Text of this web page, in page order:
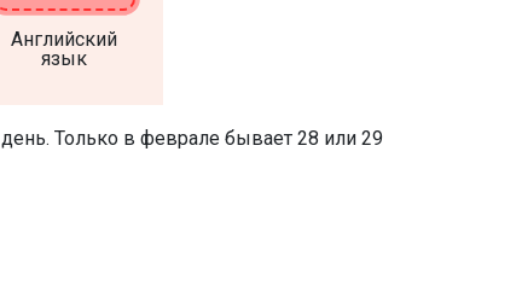
Английский
язык
Только в феврале бывает 28 или 29